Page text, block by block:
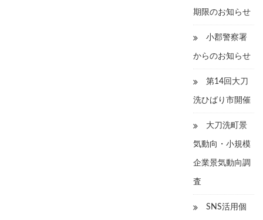
期限のお知らせ
小郡警察署
からのお知らせ
第14回大刀
洗ひばり市開催
大刀洗町景
気動向・小規模
企業景気動向調
査
SNS活用個